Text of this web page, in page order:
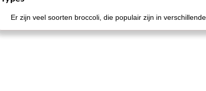
Er zijn veel soorten broccoli, die populair zijn in